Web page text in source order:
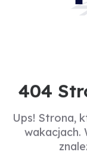
404
Ups! Strona,
wakacjach.